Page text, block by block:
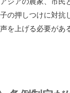
の押しつけに対抗
を上げる必要があ